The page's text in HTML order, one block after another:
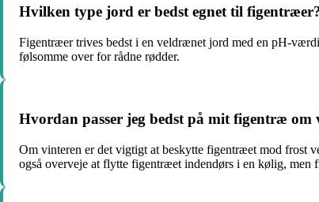
Hvilken type jord er bedst egnet til
Figentræer trives bedst i en veldrænet jord med en pH-
følsomme over for rådne rødder.
Hvordan passer jeg bedst på mit figentræ om
Om vinteren er det vigtigt at beskytte figentræet mod frost
også overveje at flytte figentræet indendørs i en kølig, men